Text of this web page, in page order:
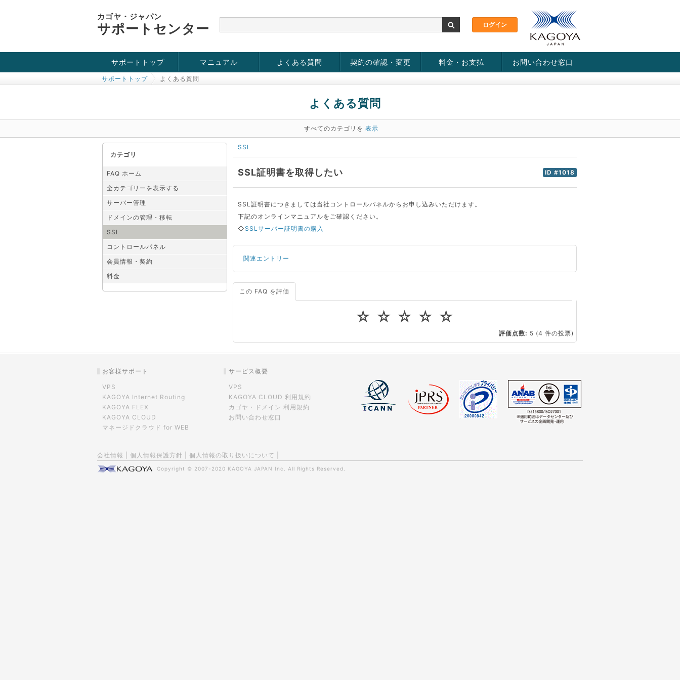
カゴヤ・ジャパン
サポートセンター
サポートトップ
お役立ち情報
チュートリアル
障害・メンテナンス情報
マニュアル よくある質問 契約の確認・変更 料金・お支払 お問い合わせ窓口
サポートトップ よくある質問
よくある質問
すべてのカテゴリを 表示
カテゴリ
FAQ ホーム
全カテゴリーを表示する
サーバー管理
ドメインの管理・移転
SSL
コントロールパネル
会員情報・契約
料金
SSL
ID #1018
SSL証明書を取得したい
SSL証明書につきましては当社コントロールパネルからお申し込みいただけます。
下記のオンラインマニュアルをご確認ください。
◇SSLサーバー証明書の購入
関連エントリー
サーバーが重いので調査してほしい
CPUやメモリをアップグレードしたい
この FAQ を評価
☆
☆
☆
☆
☆
評価点数: 5 (4 件の投票)
お客様サポート
VPS
KAGOYA Internet Routing
KAGOYA FLEX
KAGOYA CLOUD
マネージドクラウド for WEB
サービス概要
VPS
KAGOYA CLOUD 利用規約
カゴヤ・ドメイン 利用規約
お問い合わせ窓口
会社情報 個人情報保護方針 個人情報の取り扱いについて
Copyright © 2007-2020 KAGOYA JAPAN Inc. All Rights Reserved.